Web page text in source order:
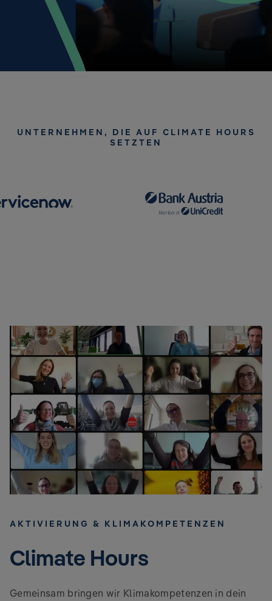
UNTERNEHMEN, DIE AUF CLIMATE HOURS
SETZTEN
AKTIVIERUNG & KLIMAKOMPETENZEN
Climate Hours
Gemeinsam bringen wir Klimakompetenzen in dein